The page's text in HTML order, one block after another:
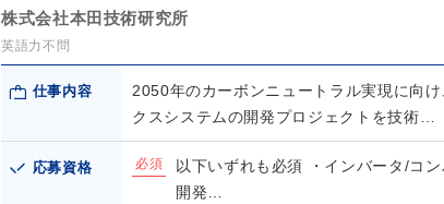
株式会社本田技術研究所
英語力不問
仕事内容
2050年のカーボンニュートラル実現に向
クスシステムの開発プロジェクトを技術…
応募資格 必須
以下いずれも必須 ・インバータ/コ
開発…